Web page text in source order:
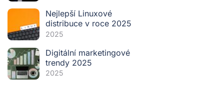
Nejlepší Linuxové
distribuce v roce 2025
2025
Digitální marketingové
trendy 2025
2025